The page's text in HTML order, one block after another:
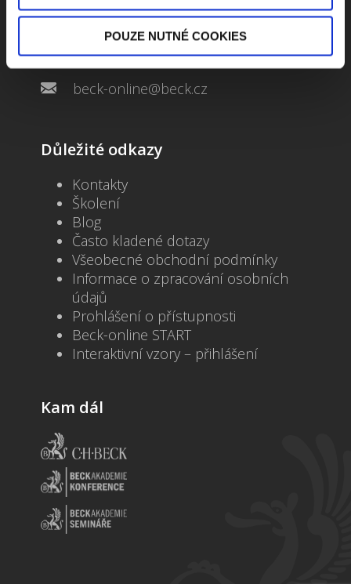
POUZE NUTNÉ COOKIES
Jungmannova 34, 110 00 Praha
+420 733 661 882
beck-online@beck.cz
Důležité odkazy
Kontakty
Školení
Blog
Často kladené dotazy
Všeobecné obchodní podmínky
Informace o zpracování osobních
údajů
Prohlášení o přístupnosti
Beck-online START
Interaktivní vzory – přihlášení
Kam dál